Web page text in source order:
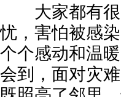
大家都有很
忧，害怕被感
个个感动和温
会到，面对灾